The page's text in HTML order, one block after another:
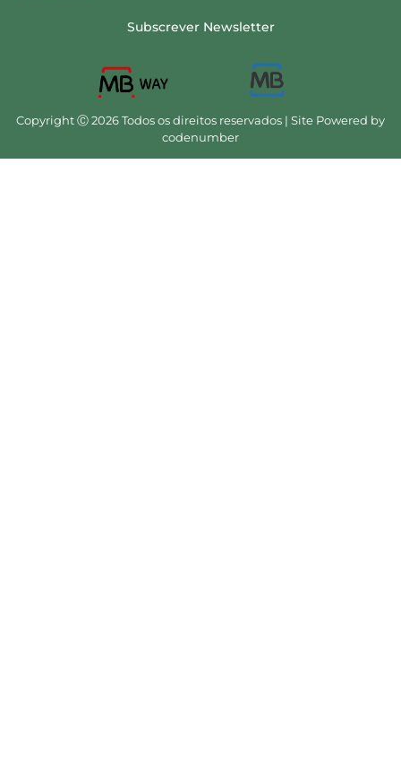
Subscrever Newsletter
Copyright Ⓒ 2026 Todos os direitos reservados | Site Powered by
codenumber